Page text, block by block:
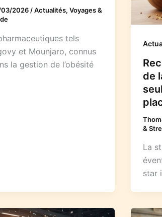
03/2026/Actualités, Voyages &
tels
et Mounjaro, connus
la gestion de l’obésité
de
&
La
star